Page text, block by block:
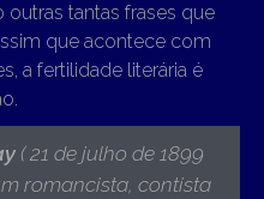
tantas frases que
que acontece com
a fertilidade literária é
( 21 de julho de 1899
romancista, contista